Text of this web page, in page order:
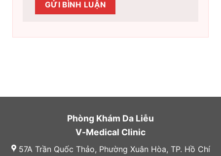
Phòng Khám Da Liễu
V-Medical Clinic
57A Trần Quốc Thảo, Phường Xuân Hòa, TP. Hồ Chí